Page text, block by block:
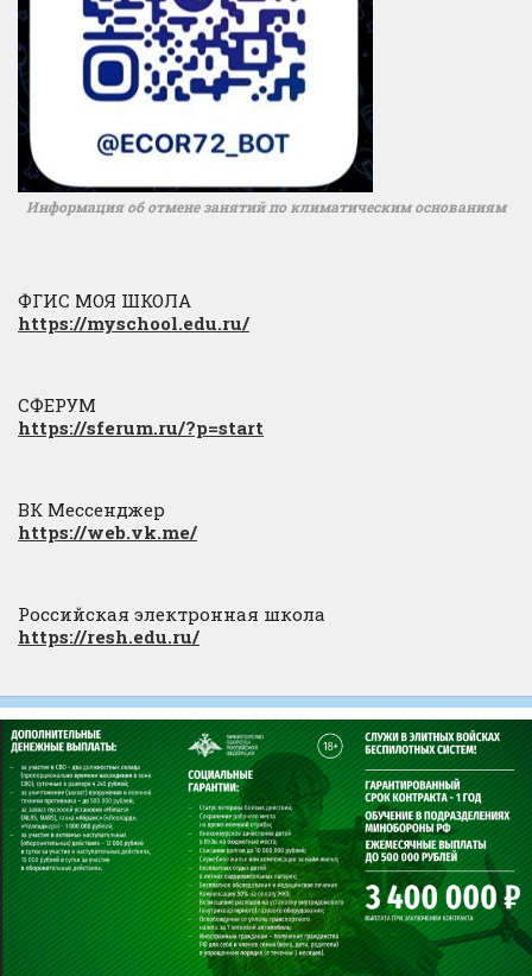
Информация об отмене занятий по климатическим основаниям
ФГИС МОЯ ШКОЛА
https://myschool.edu.ru/
СФЕРУМ
https://sferum.ru/?p=start
ВК Мессенджер
https://web.vk.me/
Российская электронная школа
https://resh.edu.ru/